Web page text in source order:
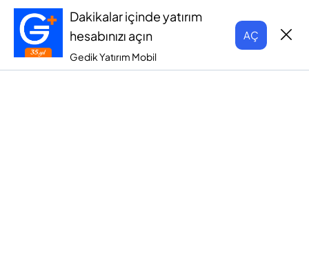
Dakikalar içinde yatırım
hesabınızı açın
Gedik Yatırım Mobil
AÇ